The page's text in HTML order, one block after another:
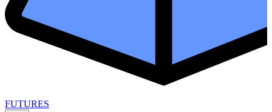
FUTURES